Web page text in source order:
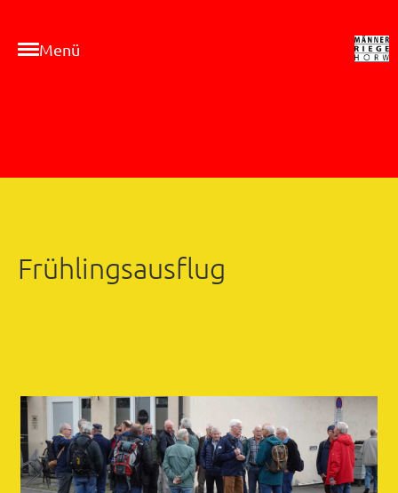
Menü
Frühlingsausflug